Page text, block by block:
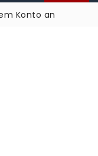
Konto an